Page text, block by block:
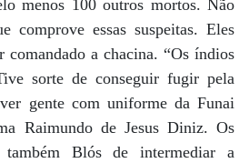
menos 100 outros mortos. Não
comprove essas suspeitas. Eles
comandado a chacina. “Os índios
sorte de conseguir fugir pela
gente com uniforme da Funai
Raimundo de Jesus Diniz. Os
também Blós de intermediar a